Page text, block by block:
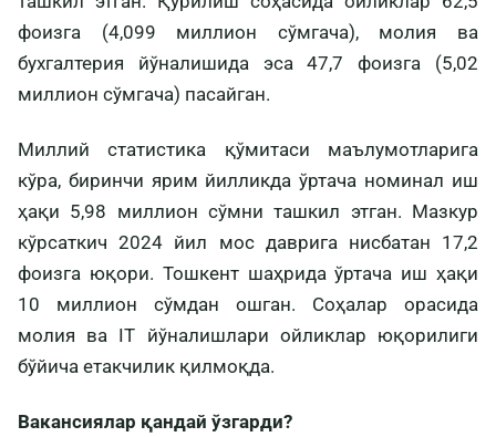
фоизга (4,099 миллион сўмгача), молия ва
бухгалтерия йўналишида эса 47,7 фоизга (5,02
миллион сўмгача) пасайган.
Миллий статистика қўмитаси маълумотларига
кўра, биринчи ярим йилликда ўртача номинал иш
ҳақи 5,98 миллион сўмни ташкил этган. Мазкур
кўрсаткич 2024 йил мос даврига нисбатан 17,2
фоизга юқори. Тошкент шаҳрида ўртача иш ҳақи
10 миллион сўмдан ошган. Соҳалар орасида
молия ва IT йўналишлари ойликлар юқорилиги
бўйича етакчилик қилмоқда.
Вакансиялар қандай ўзгарди?